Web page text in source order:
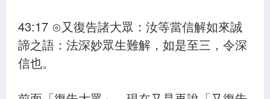
43:17 ⊙又復告諸大眾：汝等當信解如來誠
諦之語：法深妙眾生難解，如是至三，令深
信也。